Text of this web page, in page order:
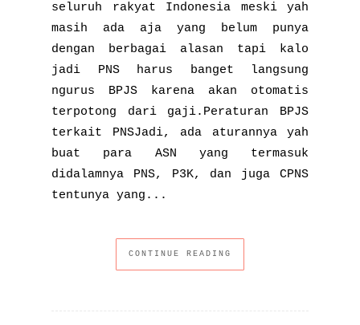
seluruh rakyat Indonesia meski yah
masih ada aja yang belum punya
dengan berbagai alasan tapi kalo
jadi PNS harus banget langsung
ngurus BPJS karena akan otomatis
terpotong dari gaji.Peraturan BPJS
terkait PNSJadi, ada aturannya yah
buat para ASN yang termasuk
didalamnya PNS, P3K, dan juga CPNS
tentunya yang...
CONTINUE READING